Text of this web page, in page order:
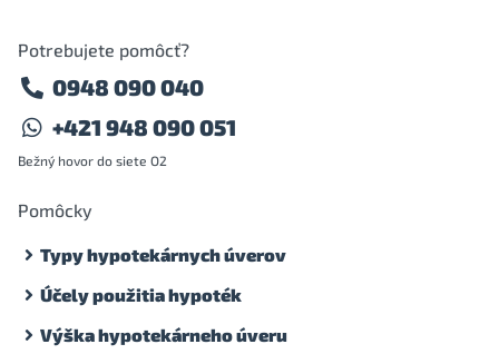
Potrebujete pomôcť?
0948 090 040
+421 948 090 051
Bežný hovor do siete O2
Pomôcky
Typy hypotekárnych úverov
Účely použitia hypoték
Výška hypotekárneho úveru